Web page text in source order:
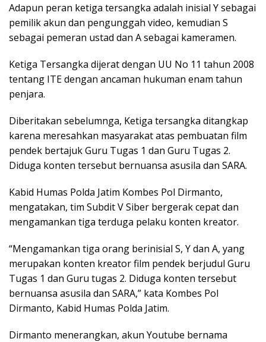
Adapun peran ketiga tersangka adalah inisial Y sebagai
pemilik akun dan pengunggah video, kemudian S
sebagai pemeran ustad dan A sebagai kameramen.
Ketiga Tersangka dijerat dengan UU No 11 tahun 2008
tentang ITE dengan ancaman hukuman enam tahun
penjara.
Diberitakan sebelumnga, Ketiga tersangka ditangkap
karena meresahkan masyarakat atas pembuatan film
pendek bertajuk Guru Tugas 1 dan Guru Tugas 2.
Diduga konten tersebut bernuansa asusila dan SARA.
Kabid Humas Polda Jatim Kombes Pol Dirmanto,
mengatakan, tim Subdit V Siber bergerak cepat dan
mengamankan tiga terduga pelaku konten kreator.
“Mengamankan tiga orang berinisial S, Y dan A, yang
merupakan konten kreator film pendek berjudul Guru
Tugas 1 dan Guru tugas 2. Diduga konten tersebut
bernuansa asusila dan SARA,” kata Kombes Pol
Dirmanto, Kabid Humas Polda Jatim.
Dirmanto menerangkan, akun Youtube bernama